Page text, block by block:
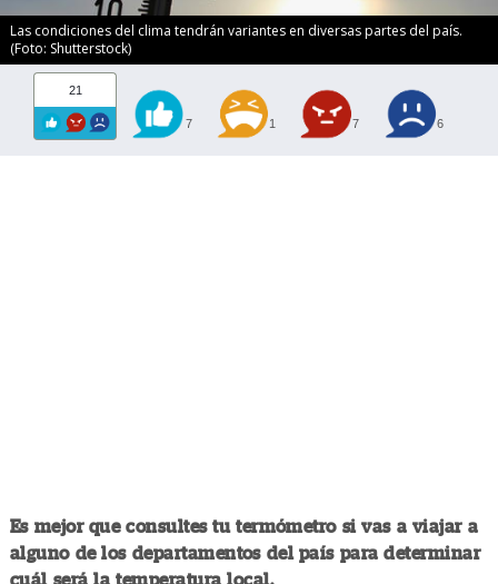
Las condiciones del clima tendrán variantes en diversas partes del país.
(Foto: Shutterstock)
21
7 1 7 6
Es mejor que consultes tu termómetro si vas a viajar a
alguno de los departamentos del país para determinar
cuál será la temperatura local.